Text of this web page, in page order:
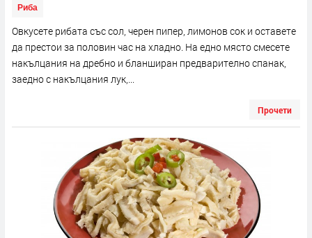
Риба
Овкусете рибата със сол, черен пипер, лимонов сок и оставете
да престои за половин час на хладно. На едно място смесете
накълцания на дребно и бланширан предварително спанак,
заедно с накълцания лук,...
Прочети